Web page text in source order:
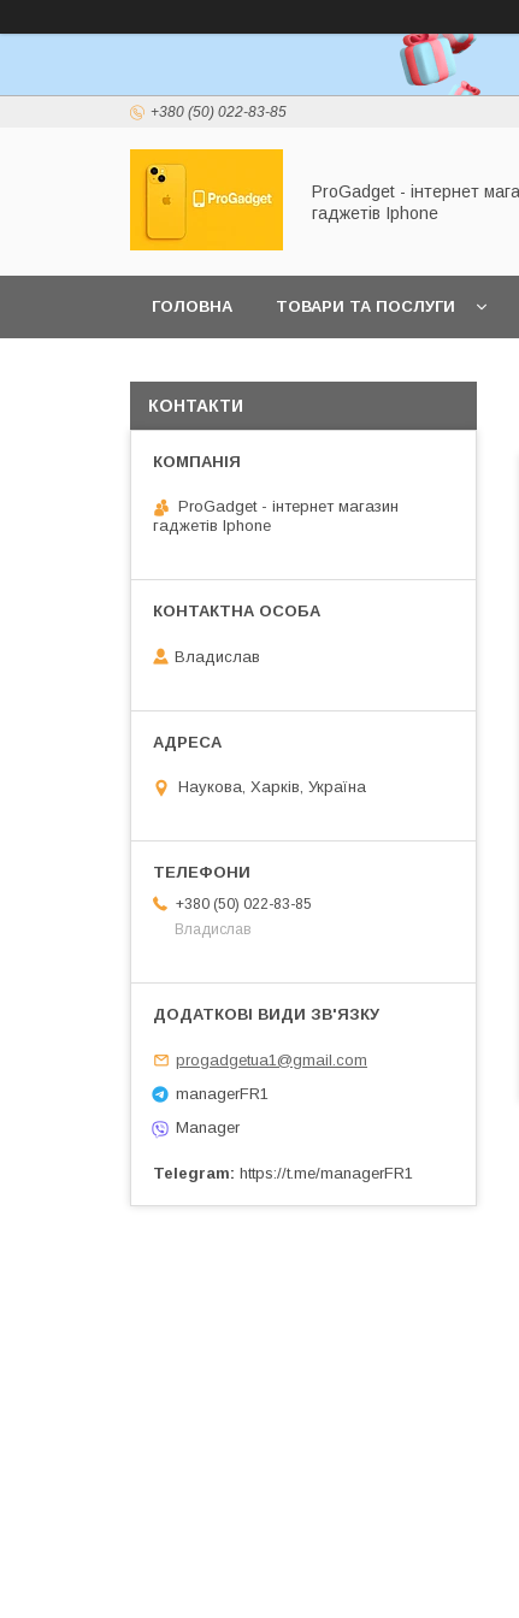
+380 (50) 022-83-85
ProGadget - iнтернет
гаджетів Iphone
ГОЛОВНА ТОВАРИ ТА ПОСЛУГИ
КОНТАКТИ
ProGadget - iнтернет магазин
гаджетів Iphone
Владислав
Наукова, Харків, Україна
+380 (50) 022-83-85
Владислав
progadgetua1@gmail.com
managerFR1
Manager
Telegram https://t.me/managerFR1